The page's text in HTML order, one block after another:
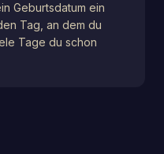
Geburtsdatum ein
Tag, an dem du
Tage du schon